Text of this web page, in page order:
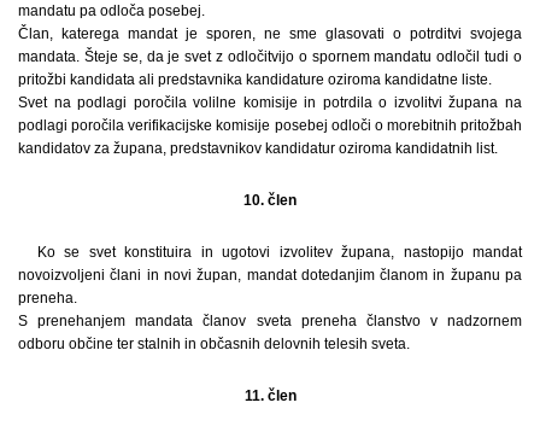
mandatu pa odloča posebej.
Član, katerega mandat je sporen, ne sme glasovati o potrditvi svojega
mandata. Šteje se, da je svet z odločitvijo o spornem mandatu odločil tudi o
pritožbi kandidata ali predstavnika kandidature oziroma kandidatne liste.
Svet na podlagi poročila volilne komisije in potrdila o izvolitvi župana na
podlagi poročila verifikacijske komisije posebej odloči o morebitnih pritožbah
kandidatov za župana, predstavnikov kandidatur oziroma kandidatnih list.
10. člen
Ko se svet konstituira in ugotovi izvolitev župana, nastopijo mandat
novoizvoljeni člani in novi župan, mandat dotedanjim članom in županu pa
preneha.
S prenehanjem mandata članov sveta preneha članstvo v nadzornem
odboru občine ter stalnih in občasnih delovnih telesih sveta.
11. člen